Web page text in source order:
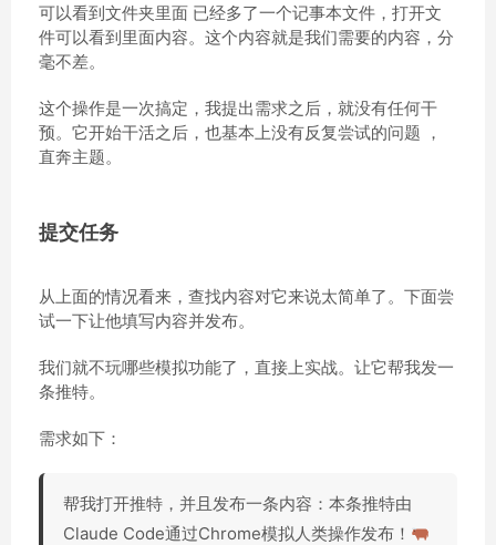
可以看到文件夹里面 已经多了一个记事本文件，打开文
件可以看到里面内容。这个内容就是我们需要的内容，分
毫不差。
这个操作是一次搞定，我提出需求之后，就没有任何干
预。它开始干活之后，也基本上没有反复尝试的问题 ，
直奔主题。
提交任务
从上面的情况看来，查找内容对它来说太简单了。下面尝
试一下让他填写内容并发布。
我们就不玩哪些模拟功能了，直接上实战。让它帮我发一
条推特。
需求如下：
帮我打开推特，并且发布一条内容：本条推特由
Claude Code通过Chrome模拟人类操作发布！